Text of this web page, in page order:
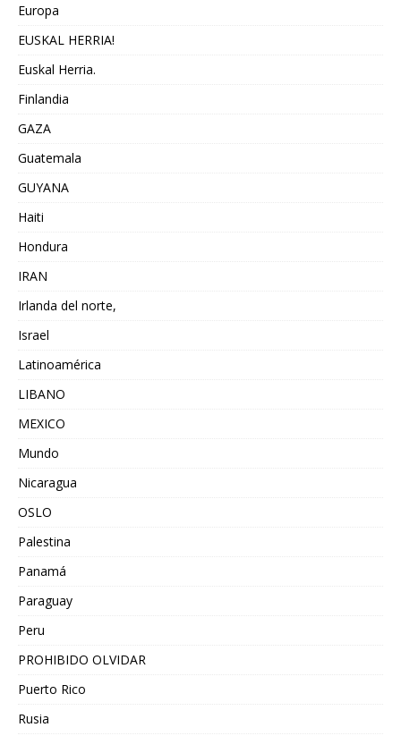
Europa
EUSKAL HERRIA!
Euskal Herria.
Finlandia
GAZA
Guatemala
GUYANA
Haiti
Hondura
IRAN
Irlanda del norte,
Israel
Latinoamérica
LIBANO
MEXICO
Mundo
Nicaragua
OSLO
Palestina
Panamá
Paraguay
Peru
PROHIBIDO OLVIDAR
Puerto Rico
Rusia